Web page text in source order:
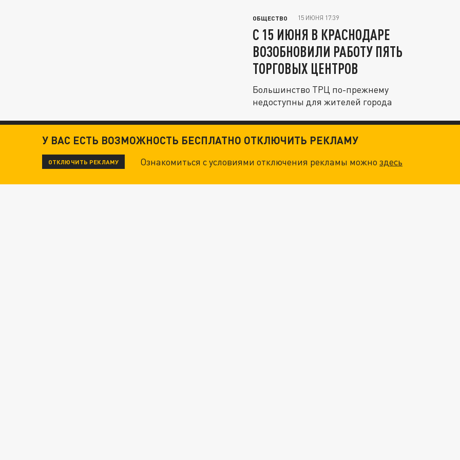
ОБЩЕСТВО 15 ИЮНЯ 17:39
С 15 ИЮНЯ В КРАСНОДАРЕ
ВОЗОБНОВИЛИ РАБОТУ ПЯТЬ
ТОРГОВЫХ ЦЕНТРОВ
Большинство ТРЦ по-прежнему
недоступны для жителей города
У ВАС ЕСТЬ ВОЗМОЖНОСТЬ БЕСПЛАТНО ОТКЛЮЧИТЬ РЕКЛАМУ
ОТКЛЮЧИТЬ РЕКЛАМУ Ознакомиться с условиями отключения рекламы можноздесь